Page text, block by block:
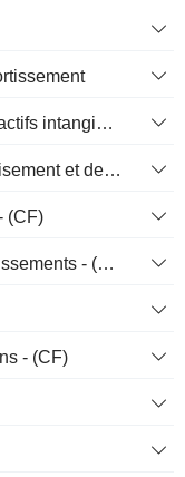
Dépréciation du goodwill et des actifs intangibles
Total de la dépréciation, de l'épuisement et de l'amortissement
(CF)
(Gain) perte sur la vente d'investissements - (CF)
- (CF)